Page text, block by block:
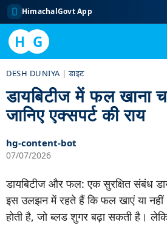
HimachalGovt App
H G
content
DESH DUNIYA |डाइट
डायबिटीज में फल खाना
जानिए एक्सपर्ट की राय
hg-content-bot
07/07/2026
डायबिटीज और फल: एक सुरक्षित संबंध
इस उलझन में रहते हैं कि फल खाएं या
होती है, जो ब्लड शुगर बढ़ा सकती है।